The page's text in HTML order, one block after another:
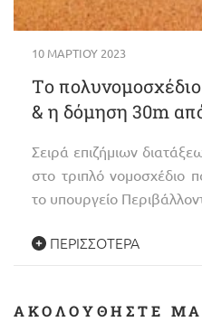
10 ΜΑΡΤΊΟΥ 2023
Tο
& η δόμηση 30m
Σειρά επιζήμιων
στο τριπλό νομοσχέδιο
το υπουργείο
ΠΕΡΙΣΣΌΤΕΡΑ
ΑΚΟΛΟΥΘΉΣΤΕ